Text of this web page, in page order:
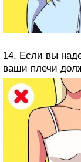
14. Если вы
ваши плечи